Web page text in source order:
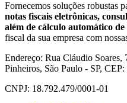
Fornecemos soluções robustas
notas fiscais eletrônicas,
além de cálculo automático de
fiscal da sua empresa com
Endereço: Rua Cláudio
Pinheiros, São Paulo - SP,
CNPJ: 18.792.479/0001-01